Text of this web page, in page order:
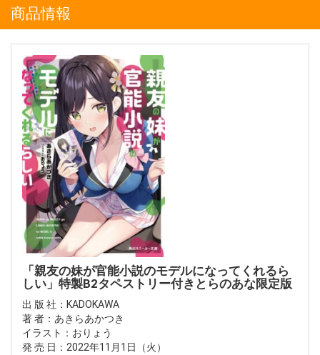
商品情報
「親友の妹が官能小説のモデルになってくれるら
しい」特製B2タペストリー付きとらのあな限定版
出 版 社：KADOKAWA
著 者：あきらあかつき
イラスト：おりょう
発 売 日：2022年11月1日（火）